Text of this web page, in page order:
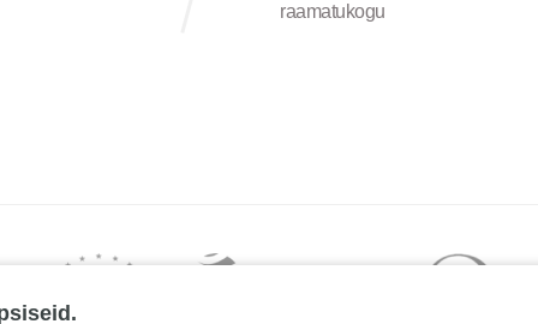
raamatukogu